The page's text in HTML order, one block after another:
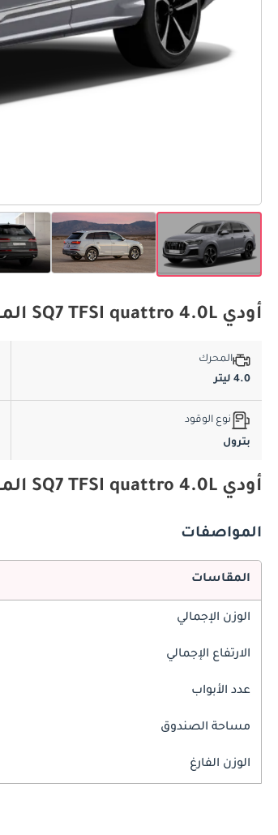
أودي SQ7 TFSI quattro 4.0L المواصفات الأساسية
المحرك
4.0 ليتر
نوع الوقود
بترول
أودي SQ7 TFSI quattro 4.0L المواصفات والميزات
المواصفات
المقاسات
الوزن الإجمالي
الارتفاع الإجمالي
عدد الأبواب
مساحة الصندوق
الوزن الفارغ